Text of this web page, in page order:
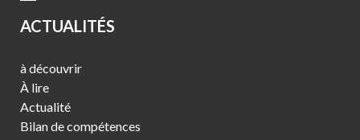
ACTUALITÉS
à découvrir
À lire
Actualité
Bilan de compétences